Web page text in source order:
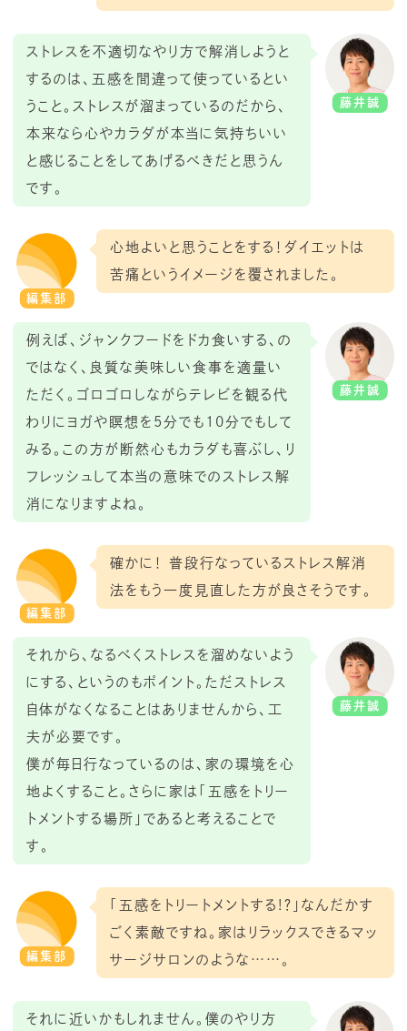
ストレスを不適切なやり方で解消しようと
するのは、五感を間違って使っているとい
うこと。ストレスが溜まっているのだから、
本来なら心やカラダが本当に気持ちいい
と感じることをしてあげるべきだと思うん
です。
藤井誠
編集部
心地よいと思うことをする！ダイエットは
苦痛というイメージを覆されました。
例えば、ジャンクフードをドカ食いする、の
ではなく、良質な美味しい食事を適量い
ただく。ゴロゴロしながらテレビを観る代
わりにヨガや瞑想を5分でも10分でもして
みる。この方が断然心もカラダも喜ぶし、リ
フレッシュして本当の意味でのストレス解
消になりますよね。
藤井誠
編集部
確かに！ 普段行なっているストレス解消
法をもう一度見直した方が良さそうです。
それから、なるべくストレスを溜めないよう
にする、というのもポイント。ただストレス
自体がなくなることはありませんから、工
夫が必要です。
僕が毎日行なっているのは、家の環境を心
地よくすること。さらに家は「五感をトリー
トメントする場所」であると考えることで
す。
藤井誠
編集部
「五感をトリートメントする!？」なんだかす
ごく素敵ですね。家はリラックスできるマッ
サージサロンのような……。
それに近いかもしれません。僕のやり方